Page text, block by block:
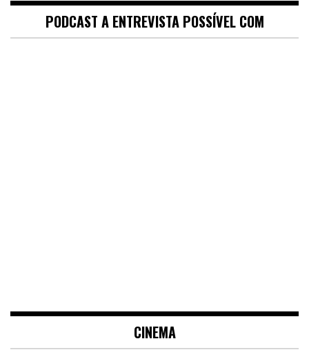
PODCAST A ENTREVISTA POSSÍVEL COM
CINEMA